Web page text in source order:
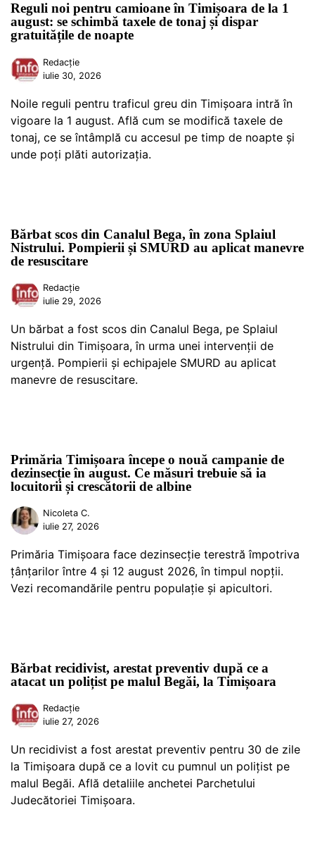
Reguli noi pentru camioane în Timișoara de la 1
august: se schimbă taxele de tonaj și dispar
gratuitățile de noapte
Redacție
iulie 30, 2026
Noile reguli pentru traficul greu din Timișoara intră în
vigoare la 1 august. Află cum se modifică taxele de
tonaj, ce se întâmplă cu accesul pe timp de noapte și
unde poți plăti autorizația.
Bărbat scos din Canalul Bega, în zona Splaiul
Nistrului. Pompierii și SMURD au aplicat manevre
de resuscitare
Redacție
iulie 29, 2026
Un bărbat a fost scos din Canalul Bega, pe Splaiul
Nistrului din Timișoara, în urma unei intervenții de
urgență. Pompierii și echipajele SMURD au aplicat
manevre de resuscitare.
Primăria Timișoara începe o nouă campanie de
dezinsecție în august. Ce măsuri trebuie să ia
locuitorii și crescătorii de albine
Nicoleta C.
iulie 27, 2026
Primăria Timișoara face dezinsecție terestră împotriva
țânțarilor între 4 și 12 august 2026, în timpul nopții.
Vezi recomandările pentru populație și apicultori.
Bărbat recidivist, arestat preventiv după ce a
atacat un polițist pe malul Begăi, la Timișoara
Redacție
iulie 27, 2026
Un recidivist a fost arestat preventiv pentru 30 de zile
la Timișoara după ce a lovit cu pumnul un polițist pe
malul Begăi. Află detaliile anchetei Parchetului
Judecătoriei Timișoara.